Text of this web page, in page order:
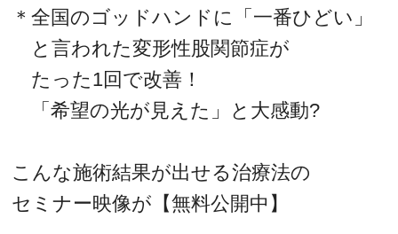
＊全国のゴッドハンドに「一番ひどい」
と言われた変形性股関節症が
たった1回で改善！
「希望の光が見えた」と大感動?
こんな施術結果が出せる治療法の
セミナー映像が【無料公開中】